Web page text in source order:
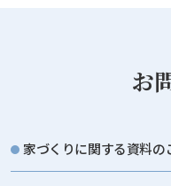
お
家づくりに関する資料